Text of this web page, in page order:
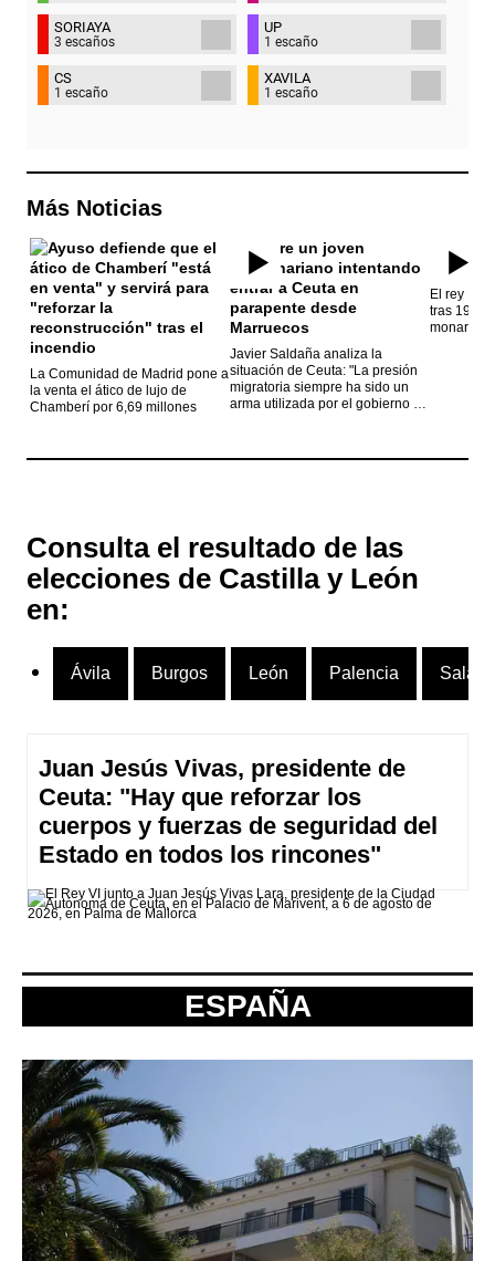
SORIAYA
3 escaños
UP
1 escaño
CS
1 escaño
XAVILA
1 escaño
Más Noticias
La Comunidad de Madrid pone a
la venta el ático de lujo de
Chamberí por 6,69 millones
Javier Saldaña analiza la
situación de Ceuta: "La presión
migratoria siempre ha sido un
arma utilizada por el gobierno de
El rey
tras 19
monarca
Consulta el resultado de las
elecciones de Castilla y León
en:
Ávila Burgos León Palencia
Juan Jesús Vivas, presidente de
Ceuta: "Hay que reforzar los
cuerpos y fuerzas de seguridad del
Estado en todos los rincones"
ESPAÑA